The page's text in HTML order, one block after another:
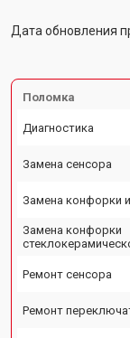
Дата обновления
Поломка
Диагностика
Замена сенсора
Замена конфорки
Замена конфорки
Ремонт сенсора
Ремонт